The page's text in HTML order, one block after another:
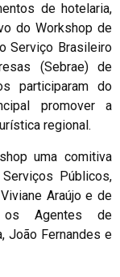
de hotelaria,
do Workshop de
Serviço Brasileiro
(Sebrae) de
participaram do
promover a
regional.
uma comitiva
Públicos,
Araújo e de
os Agentes de
João Fernandes e